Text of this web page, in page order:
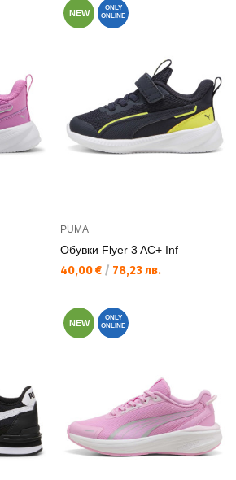
NEW
ONLY
ONLINE
PUMA
Обувки Flyer 3 AC+ Inf
Текуща цена:
40,00 € / 78,23 лв.
NEW
ONLY
ONLINE